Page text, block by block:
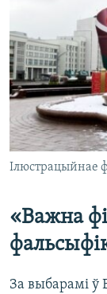
Ілюстрацыйнае
«Важна
За выбарамі ў